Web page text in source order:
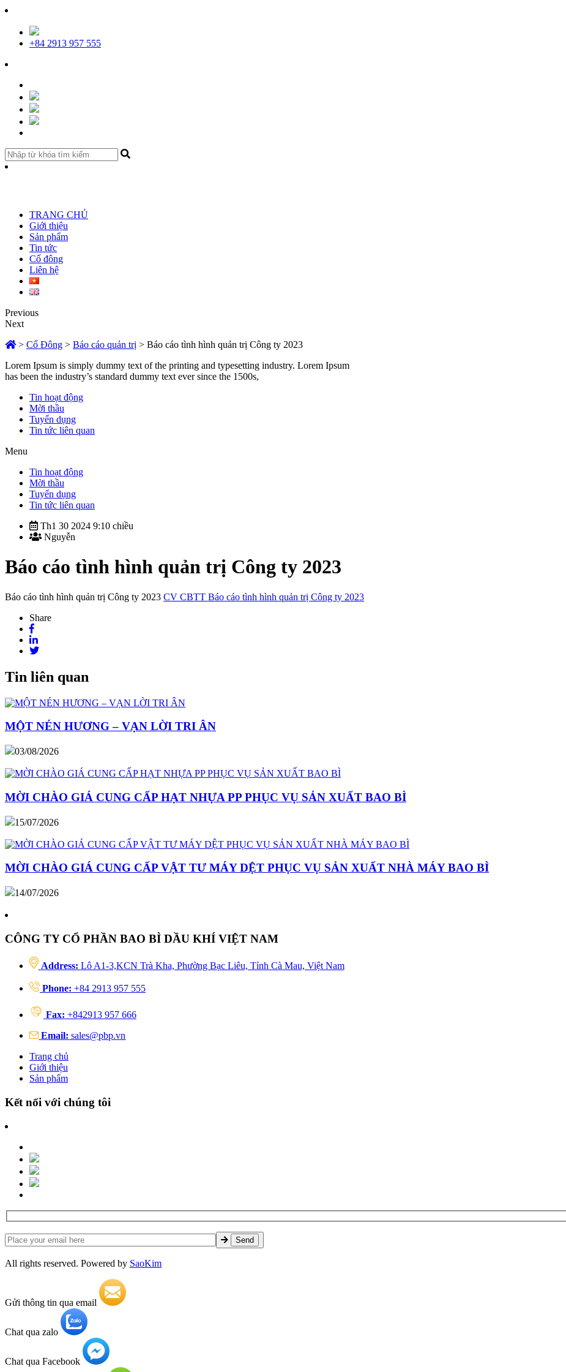
+84 2913 957 555
TRANG CHỦ
Giới thiệu
Sản phẩm
Tin tức
Cổ đông
Liên hệ
Previous
Next
> Cổ Đông > Báo cáo quản trị > Báo cáo tình hình quản trị Công ty 2023
Lorem Ipsum is simply dummy text of the printing and typesetting industry. Lorem Ipsum
has been the industry’s standard dummy text ever since the 1500s,
Tin hoạt động
Mời thầu
Tuyển dụng
Tin tức liên quan
Menu
Tin hoạt động
Mời thầu
Tuyển dụng
Tin tức liên quan
Th1 30 2024 9:10 chiều
Nguyễn
Báo cáo tình hình quản trị Công ty 2023
Báo cáo tình hình quản trị Công ty 2023 CV CBTT Báo cáo tình hình quản trị Công ty 2023
Share
Tin liên quan
MỘT NÉN HƯƠNG – VẠN LỜI TRI ÂN
03/08/2026
MỜI CHÀO GIÁ CUNG CẤP HẠT NHỰA PP PHỤC VỤ SẢN XUẤT BAO BÌ
15/07/2026
MỜI CHÀO GIÁ CUNG CẤP VẬT TƯ MÁY DỆT PHỤC VỤ SẢN XUẤT NHÀ MÁY BAO BÌ
14/07/2026
CÔNG TY CỔ PHẦN BAO BÌ DẦU KHÍ VIỆT NAM
Address: Lô A1-3,KCN Trà Kha, Phường Bạc Liêu, Tỉnh Cà Mau, Việt Nam
Phone: +84 2913 957 555
Fax: +842913 957 666
Email: sales@pbp.vn
Trang chủ
Giới thiệu
Sản phẩm
Kết nối với chúng tôi
All rights reserved. Powered by SaoKim
Gửi thông tin qua email
Chat qua zalo
Chat qua Facebook